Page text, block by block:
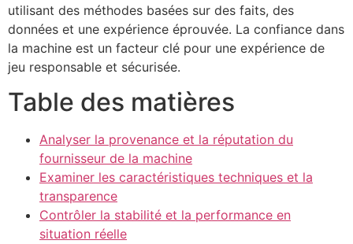
utilisant des méthodes basées sur des faits, des
données et une expérience éprouvée. La confiance dans
la machine est un facteur clé pour une expérience de
jeu responsable et sécurisée.
Table des matières
Analyser la provenance et la réputation du
fournisseur de la machine
Examiner les caractéristiques techniques et la
transparence
Contrôler la stabilité et la performance en
situation réelle